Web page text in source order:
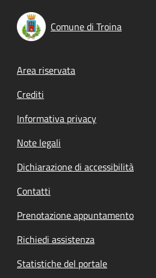
Comune di Troina
Footer menu
Area riservata
Crediti
Informativa privacy
Note legali
Dichiarazione di accessibilità
Contatti
Prenotazione appuntamento
Richiedi assistenza
Statistiche del portale